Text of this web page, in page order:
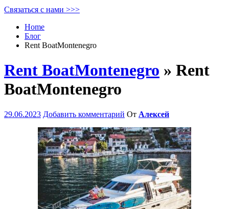
Связаться с нами >>>
Home
Блог
Rent BoatMontenegro
Rent BoatMontenegro » Rent
BoatMontenegro
29.06.2023 Добавить комментарий От Алексей